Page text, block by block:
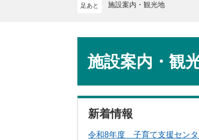
施設案内・観光地
施設案内・観
新着情報
令和8年度 子育て支援センタ